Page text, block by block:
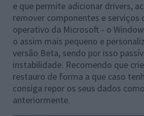
e que permite adicionar drivers,
remover componentes e serviços
operativo da Microsoft - o
o assim mais pequeno e
versão Beta, sendo por isso
instabilidade. Recomendo que
restauro de forma a que caso
consiga repor os seus dados
anteriormente.